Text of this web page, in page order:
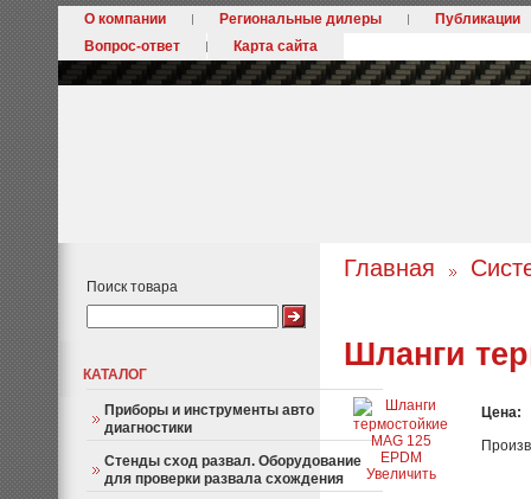
О компании Региональные дилеры
Публикации
Вопрос-ответ
Карта сайта
Поиск товара
КАТАЛОГ
Приборы и инструменты авто
диагностики
Стенды сход развал. Оборудование
для проверки развала схождения
Главная
Шланги
Увеличить
Цена: